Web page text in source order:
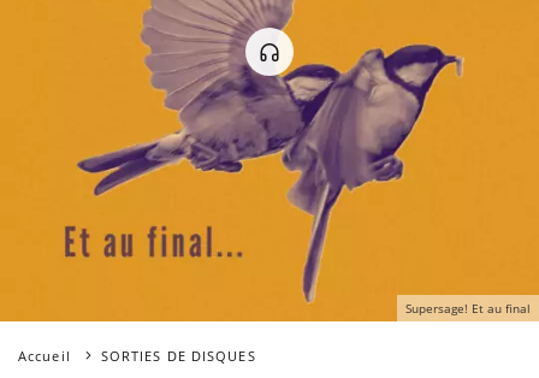
Supersage! Et au final
Accueil SORTIES DE DISQUES